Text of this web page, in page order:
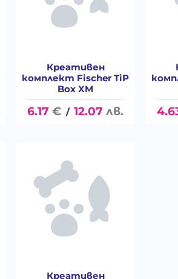
Креативен
комплект Fischer TiP
Box XM
6.17 € / 12.07 лв.
Креативен